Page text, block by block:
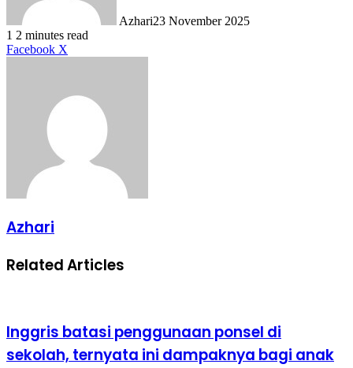
Azhari23 November 2025
1 2 minutes read
Facebook X
Azhari
Related Articles
Inggris batasi penggunaan ponsel di
sekolah, ternyata ini dampaknya bagi anak